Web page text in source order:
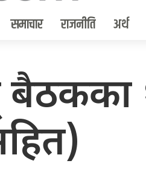
समाचार राजनीति अर्थ